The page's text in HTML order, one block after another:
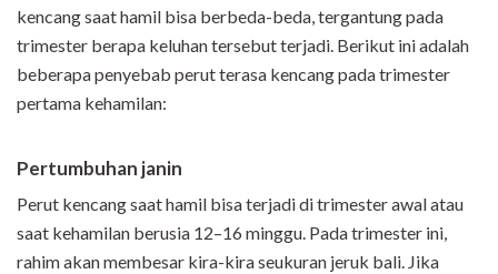
kencang saat hamil bisa berbeda-beda, tergantung pada
trimester berapa keluhan tersebut terjadi. Berikut ini adalah
beberapa penyebab perut terasa kencang pada trimester
pertama kehamilan:
Pertumbuhan janin
Perut kencang saat hamil bisa terjadi di trimester awal atau
saat kehamilan berusia 12–16 minggu. Pada trimester ini,
rahim akan membesar kira-kira seukuran jeruk bali. Jika